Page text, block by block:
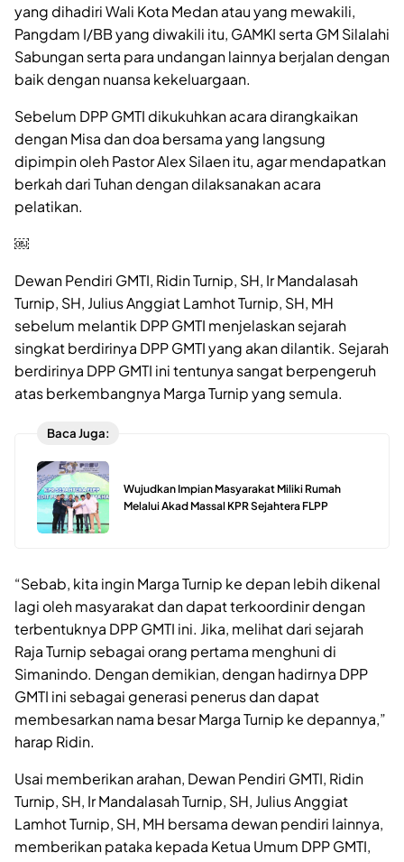
yang dihadiri Wali Kota Medan atau yang mewakili,
Pangdam I/BB yang diwakili itu, GAMKI serta GM Silalahi
Sabungan serta para undangan lainnya berjalan dengan
baik dengan nuansa kekeluargaan.
Sebelum DPP GMTI dikukuhkan acara dirangkaikan
dengan Misa dan doa bersama yang langsung
dipimpin oleh Pastor Alex Silaen itu, agar mendapatkan
berkah dari Tuhan dengan dilaksanakan acara
pelatikan.
￼
Dewan Pendiri GMTI, Ridin Turnip, SH, Ir Mandalasah
Turnip, SH, Julius Anggiat Lamhot Turnip, SH, MH
sebelum melantik DPP GMTI menjelaskan sejarah
singkat berdirinya DPP GMTI yang akan dilantik. Sejarah
berdirinya DPP GMTI ini tentunya sangat berpengeruh
atas berkembangnya Marga Turnip yang semula.
Baca Juga:
Wujudkan Impian Masyarakat Miliki Rumah
Melalui Akad Massal KPR Sejahtera FLPP
“Sebab, kita ingin Marga Turnip ke depan lebih dikenal
lagi oleh masyarakat dan dapat terkoordinir dengan
terbentuknya DPP GMTI ini. Jika, melihat dari sejarah
Raja Turnip sebagai orang pertama menghuni di
Simanindo. Dengan demikian, dengan hadirnya DPP
GMTI ini sebagai generasi penerus dan dapat
membesarkan nama besar Marga Turnip ke depannya,”
harap Ridin.
Usai memberikan arahan, Dewan Pendiri GMTI, Ridin
Turnip, SH, Ir Mandalasah Turnip, SH, Julius Anggiat
Lamhot Turnip, SH, MH bersama dewan pendiri lainnya,
memberikan pataka kepada Ketua Umum DPP GMTI,